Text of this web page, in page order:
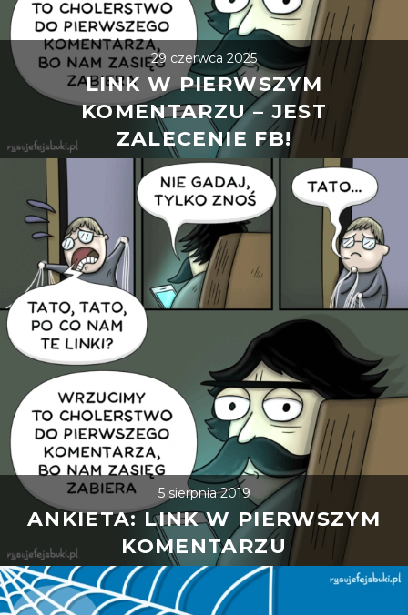
29 czerwca 2025
LINK W PIERWSZYM
KOMENTARZU – JEST
ZALECENIE FB!
5 sierpnia 2019
ANKIETA: LINK W PIERWSZYM
KOMENTARZU